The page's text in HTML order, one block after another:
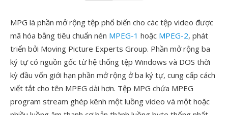
MPG là phần mở rộng tệp phổ biến cho các tệp video được
mã hóa bằng tiêu chuẩn nén MPEG-1 hoặc MPEG-2, phát
triển bởi Moving Picture Experts Group. Phần mở rộng ba
ký tự có nguồn gốc từ hệ thống tệp Windows và DOS thời
kỳ đầu vốn giới hạn phần mở rộng ở ba ký tự, cung cấp cách
viết tắt cho tên MPEG dài hơn. Tệp MPG chứa MPEG
program stream ghép kênh một luồng video và một hoặc